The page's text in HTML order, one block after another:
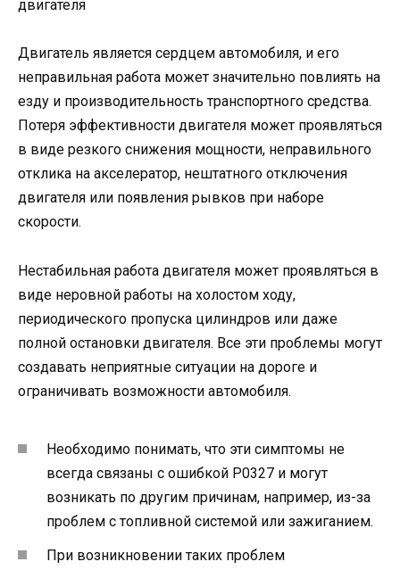
Двигатель является сердцем автомобиля, и его
неправильная работа может значительно повлиять на
езду и производительность транспортного средства.
Потеря эффективности двигателя может проявляться
в виде резкого снижения мощности, неправильного
отклика на акселератор, нештатного отключения
двигателя или появления рывков при наборе
скорости.
Нестабильная работа двигателя может проявляться в
виде неровной работы на холостом ходу,
периодического пропуска цилиндров или даже
полной остановки двигателя. Все эти проблемы могут
создавать неприятные ситуации на дороге и
ограничивать возможности автомобиля.
Необходимо понимать, что эти симптомы не
всегда связаны с ошибкой P0327 и могут
возникать по другим причинам, например, из-за
проблем с топливной системой или зажиганием.
При возникновении таких проблем